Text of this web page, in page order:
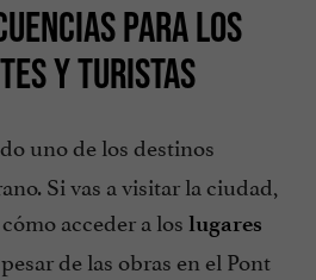
PARA LOS
Y TURISTAS
uno de los destinos
Si vas a visitar la ciudad,
acceder a los lugares
de las obras en el Pont